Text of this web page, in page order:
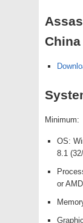
Minimum:
OS:
8.1
or